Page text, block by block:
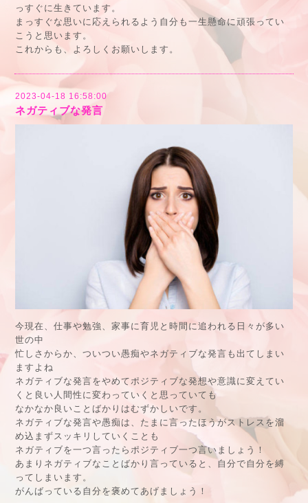
っすぐに生きています。
まっすぐな思いに応えられるよう自分も一生懸命に頑張ってい
こうと思います。
これからも、よろしくお願いします。
2023-04-18 16:58:00
ネガティブな発言
今現在、仕事や勉強、家事に育児と時間に追われる日々が多い
世の中
忙しさからか、ついつい愚痴やネガティブな発言も出てしまい
ますよね
ネガティブな発言をやめてポジティブな発想や意識に変えてい
くと良い人間性に変わっていくと思っていても
なかなか良いことばかりはむずかしいです。
ネガティブな発言や愚痴は、たまに言ったほうがストレスを溜
め込まずスッキリしていくことも
ネガティブを一つ言ったらポジティブ一つ言いましょう！
あまりネガティブなことばかり言っていると、自分で自分を縛
ってしまいます。
がんばっている自分を褒めてあげましょう！